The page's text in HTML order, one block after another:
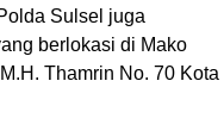
Sulsel juga
berlokasi di Mako
Thamrin No. 70 Kota